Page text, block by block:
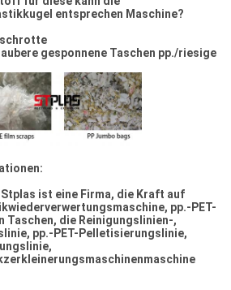
entsprechen Maschine?
gesponnene Taschen pp./riesige
ist eine Firma, die Kraft auf
pp.-PET-
Taschen, die Reinigungslinien-,
pp.-PET-Pelletisierungslinie,